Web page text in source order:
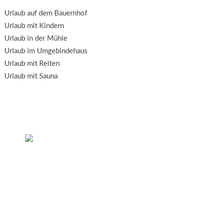
Urlaub auf dem Bauernhof
Urlaub mit Kindern
Urlaub in der Mühle
Urlaub im Umgebindehaus
Urlaub mit Reiten
Urlaub mit Sauna